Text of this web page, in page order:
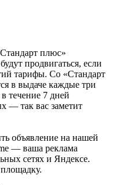
плюс»
продвигаться, если
тарифы. Со «Стандарт
в выдаче каждые три
течение 7 дней
— так вас заметит
объявление на нашей
— ваша реклама
сетях и Яндексе.